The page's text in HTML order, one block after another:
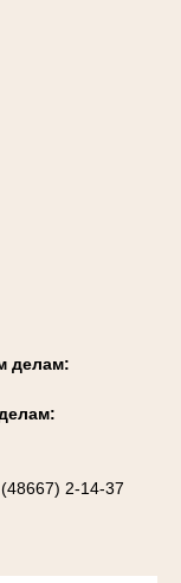
делам:
(48667) 2-14-37